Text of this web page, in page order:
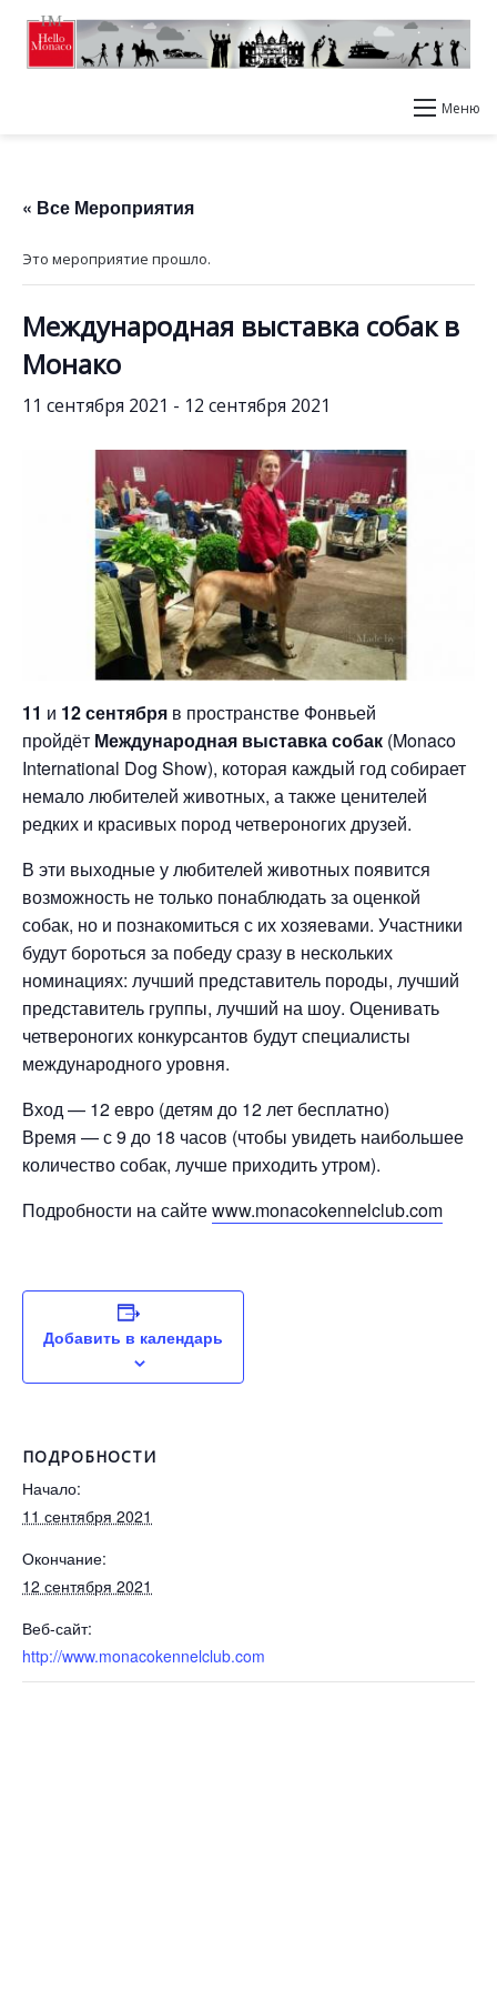
Меню
« Все Мероприятия
Это мероприятие прошло.
Международная выставка собак в
Монако
11 сентября 2021 - 12 сентября 2021
11 и 12 сентября в пространстве Фонвьей
пройдёт Международная выставка собак (Monaco
International Dog Show), которая каждый год собирает
немало любителей животных, а также ценителей
редких и красивых пород четвероногих друзей.
В эти выходные у любителей животных появится
возможность не только понаблюдать за оценкой
собак, но и познакомиться с их хозяевами. Участники
будут бороться за победу сразу в нескольких
номинациях: лучший представитель породы, лучший
представитель группы, лучший на шоу. Оценивать
четвероногих конкурсантов будут специалисты
международного уровня.
Вход — 12 евро (детям до 12 лет бесплатно)
Время — с 9 до 18 часов (чтобы увидеть наибольшее
количество собак, лучше приходить утром).
Подробности на сайтеwww.monacokennelclub.com
Добавить в календарь
ПОДРОБНОСТИ
Начало:
11 сентября 2021
Окончание:
12 сентября 2021
Веб-сайт:
http://www.monacokennelclub.com